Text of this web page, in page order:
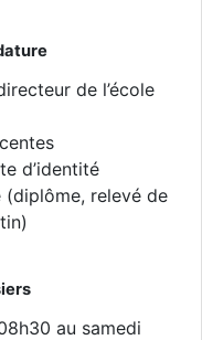
de l’école
d’identité
relevé de
au samedi